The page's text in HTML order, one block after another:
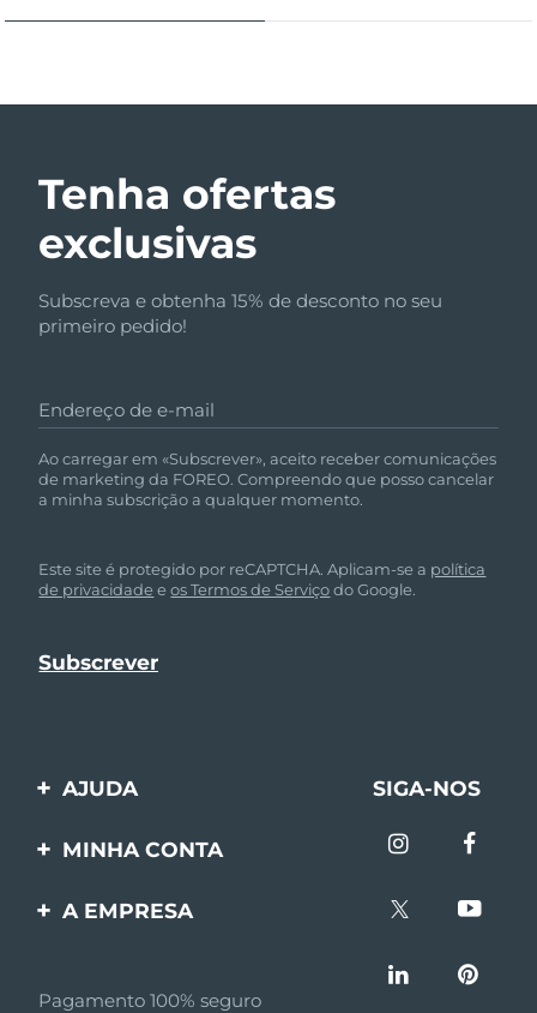
Tenha ofertas
exclusivas
Subscreva e obtenha 15% de desconto no seu
primeiro pedido!
Endereço de e-mail
Ao carregar em «Subscrever», aceito receber comunicações
de marketing da FOREO. Compreendo que posso cancelar
a minha subscrição a qualquer momento.
Este site é protegido por reCAPTCHA. Aplicam-se a política
de privacidade eos Termos de Serviçodo Google.
AJUDA
Entre em contato
SIGA-NOS
MINHA CONTA
Registro de produto
A EMPRESA
Afiliados
Pagamento 100% seguro